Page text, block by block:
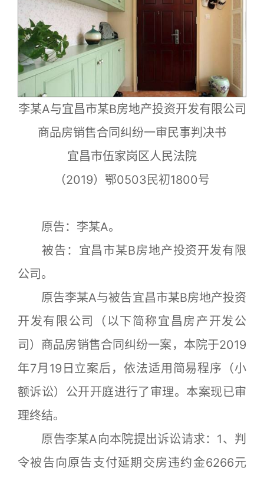
李某A与宜昌市某B房地产投资开发有限公司
商品房销售合同纠纷一审民事判决书
宜昌市伍家岗区人民法院
（2019）鄂0503民初1800号
原告：李某A。
被告：宜昌市某B房地产投资开发有限
公司。
原告李某A与被告宜昌市某B房地产投资
开发有限公司（以下简称宜昌房产开发公
司）商品房销售合同纠纷一案，本院于2019
年7月19日立案后，依法适用简易程序（小
额诉讼）公开开庭进行了审理。本案现已审
理终结。
原告李某A向本院提出诉讼请求：1、判
令被告向原告支付延期交房违约金6266元